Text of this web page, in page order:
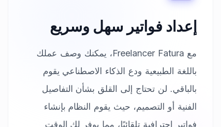
إعداد فواتير سهل وسريع
مع Freelancer Fatura، يمكنك وصف عملك
باللغة الطبيعية ودع الذكاء الاصطناعي يقوم
بالباقي. لن تحتاج إلى القلق بشأن التفاصيل
الفنية أو التصميم، حيث يقوم النظام بإنشاء
فواتير احترافية تلقائيًا، مما يوفر لك الوقت